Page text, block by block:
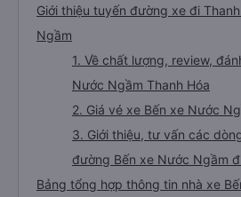
Giới thiệu tuyến đường xe đi
Ngầm
1. Về chất lượng, review,
Nước Ngầm Thanh Hóa
2. Giá vé xe Bến xe Nước
3. Giới thiệu, tư vấn các
đường Bến xe Nước Ngầm
Bảng tổng hợp thông tin nhà xe